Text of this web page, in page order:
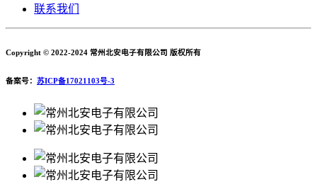
联系我们
Copyright © 2022-2024 常州北安电子有限公司 版权所有
备案号： 苏ICP备17021103号-3